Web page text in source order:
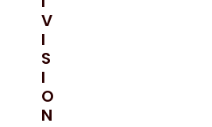
V
I
S
I
O
N